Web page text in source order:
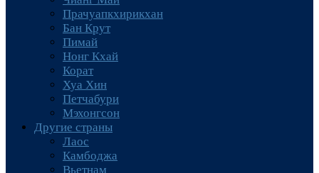
Прачуапкхирикхан
Бан Крут
Пимай
Нонг Кхай
Корат
Хуа Хин
Петчабури
Мэхонгсон
Другие страны
Лаос
Камбоджа
Вьетнам